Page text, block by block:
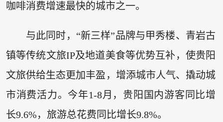
咖啡消费增速最快的城市之一。
与此同时，“新三样”品牌与甲秀楼、青岩古
镇等传统文旅IP及地道美食等优势互补，使贵阳
文旅供给生态更加丰盈，增添城市人气、撬动城
市消费活力。今年1-8月，贵阳国内游客同比增
长9.6%，旅游总花费同比增长9.8%。